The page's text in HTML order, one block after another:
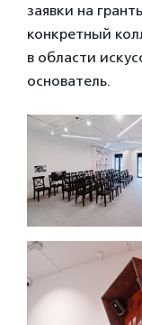
заявки на
конкретный
в области
основатель.